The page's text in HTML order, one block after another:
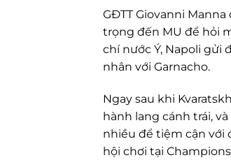
GĐTT Giovanni
trọng đến MU để hỏi
chí nước Ý, Napoli
nhân với Garnacho.
Ngay sau khi
hành lang cánh trái,
nhiều để tiệm cận với
hội chơi tại